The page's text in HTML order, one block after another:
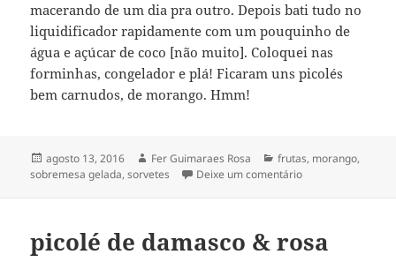
macerando de um dia pra outro. Depois bati tudo no
liquidificador rapidamente com um pouquinho de
água e açúcar de coco [não muito]. Coloquei nas
forminhas, congelador e plá! Ficaram uns picolés
bem carnudos, de morango. Hmm!
Publicado
em
agosto 13, 2016 Autor
Fer Guimaraes Rosa Categorias
frutas, morango,
sobremesa gelada,sorvetes Deixe um comentárioem picolé de
picolé de damasco & rosa